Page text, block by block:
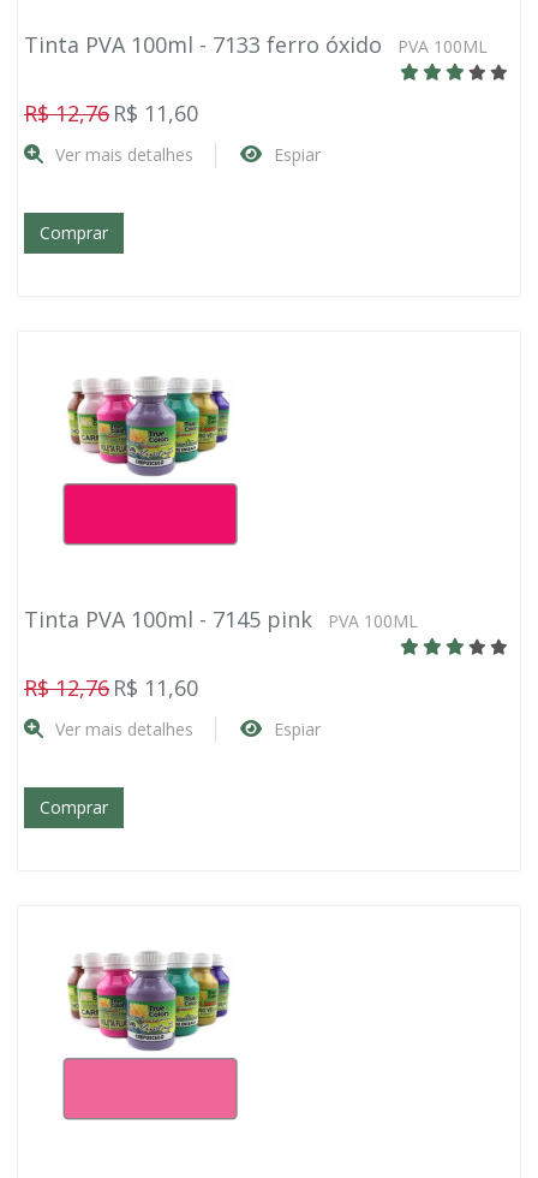
Tinta PVA 100ml - 7133 ferro óxido PVA 100ML
R$ 12,76 R$ 11,60
Ver mais detalhes Espiar
Comprar
Tinta PVA 100ml - 7145 pink PVA 100ML
R$ 12,76 R$ 11,60
Ver mais detalhes Espiar
Comprar